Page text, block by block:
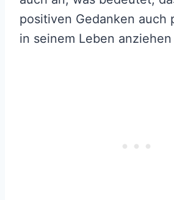
positiven Gedanken auch
in seinem Leben anziehen